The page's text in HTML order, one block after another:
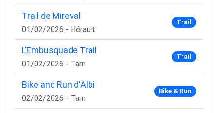
Trail de Mireval
01/02/2026 - Hérault
Trail
L’Embusquade Trail
01/02/2026 - Tarn
Trail
Bike and Run d'Albi
02/02/2026 - Tarn
Bike & Run